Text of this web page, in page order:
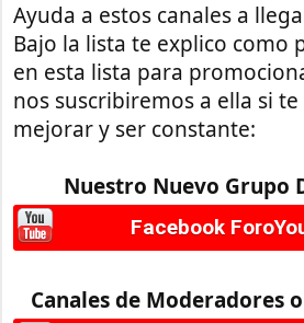
Ayuda a estos canales a
Bajo la lista te explico como
en esta lista para
nos suscribiremos a ella si
mejorar y ser constante:
Nuestro Nuevo Grupo
Facebook
Canales de Moderadores